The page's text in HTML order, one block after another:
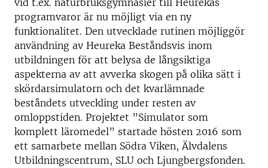
vid t.ex. naturbruksgymnasier till Heurekas
programvaror är nu möjligt via en ny
funktionalitet. Den utvecklade rutinen möjliggör
användning av Heureka Beståndsvis inom
utbildningen för att belysa de långsiktiga
aspekterna av att avverka skogen på olika sätt i
skördarsimulatorn och det kvarlämnade
beståndets utveckling under resten av
omloppstiden. Projektet ”Simulator som
komplett läromedel” startade hösten 2016 som
ett samarbete mellan Södra Viken, Älvdalens
Utbildningscentrum, SLU och Ljungbergsfonden.